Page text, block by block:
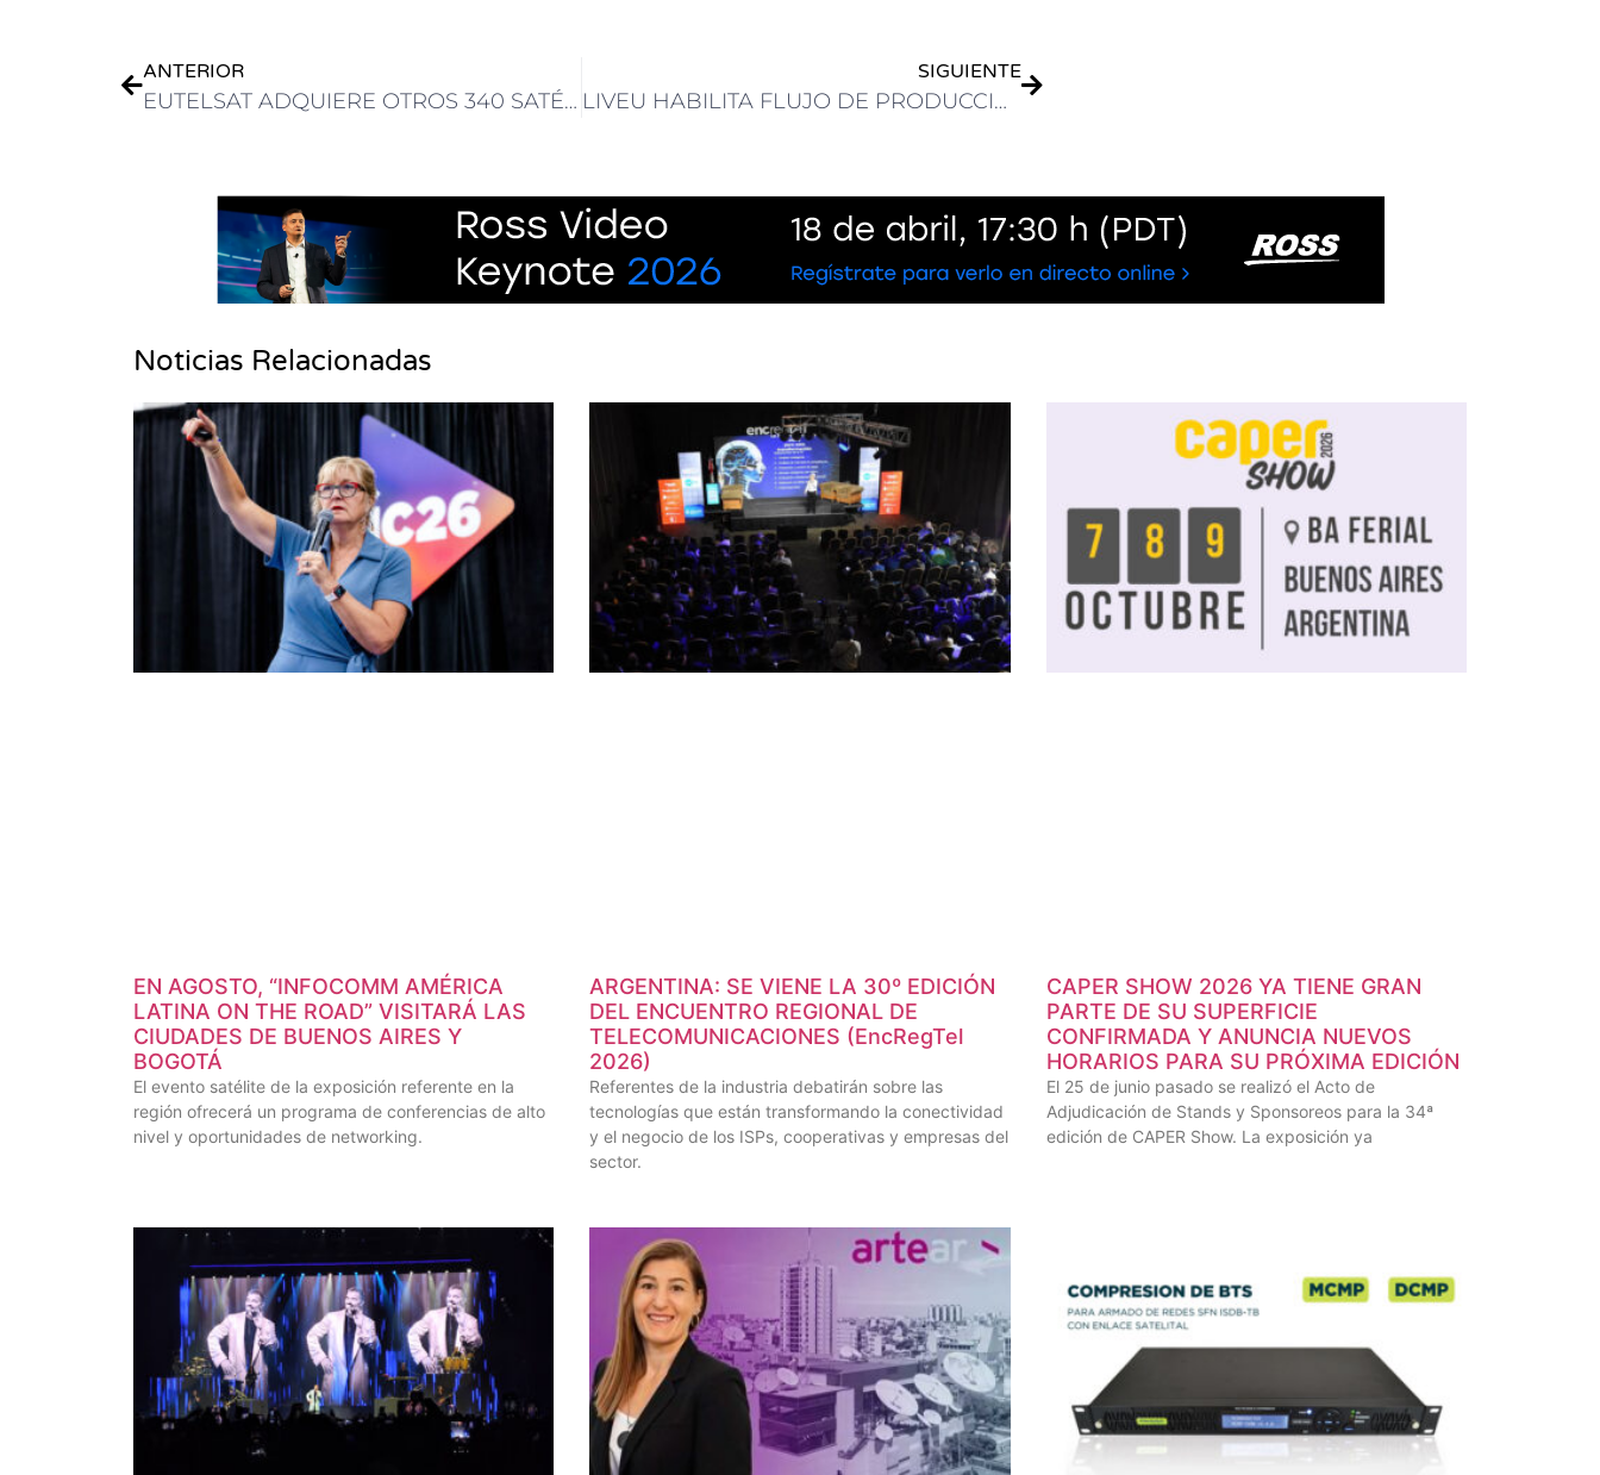
ANTERIOR
EUTELSAT ADQUIERE OTROS 340 SATÉLITES DE ÓRBITA BAJA ONEWEB DE AIRBUS
SIGUIENTE
LIVEU HABILITA FLUJO DE PRODUCCIÓN EN LA NUBE PARA LA PRIMERA TRANSMISIÓN EN VIVO DE ITVX: LOVE ISLAND: THE MORNING AFTER
Noticias Relacionadas
EN AGOSTO, “INFOCOMM AMÉRICA
LATINA ON THE ROAD” VISITARÁ LAS
CIUDADES DE BUENOS AIRES Y
BOGOTÁ
El evento satélite de la exposición referente en la
región ofrecerá un programa de conferencias de alto
nivel y oportunidades de networking.
ARGENTINA: SE VIENE LA 30º EDICIÓN
DEL ENCUENTRO REGIONAL DE
TELECOMUNICACIONES (EncRegTel
2026)
Referentes de la industria debatirán sobre las
tecnologías que están transformando la conectividad
y el negocio de los ISPs, cooperativas y empresas del
sector.
CAPER SHOW 2026 YA TIENE GRAN
PARTE DE SU SUPERFICIE
CONFIRMADA Y ANUNCIA NUEVOS
HORARIOS PARA SU PRÓXIMA EDICIÓN
El 25 de junio pasado se realizó el Acto de
Adjudicación de Stands y Sponsoreos para la 34ª
edición de CAPER Show. La exposición ya